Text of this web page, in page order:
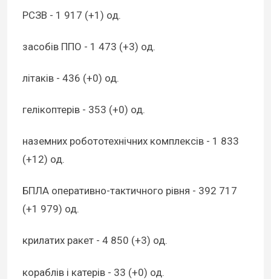
РСЗВ - 1 917 (+1) од.
засобів ППО - 1 473 (+3) од.
літаків - 436 (+0) од.
гелікоптерів - 353 (+0) од.
наземних робототехнічних комплексів - 1 833
(+12) од.
БПЛА оперативно-тактичного рівня - 392 717
(+1 979) од.
крилатих ракет - 4 850 (+3) од.
кораблів і катерів - 33 (+0) од.